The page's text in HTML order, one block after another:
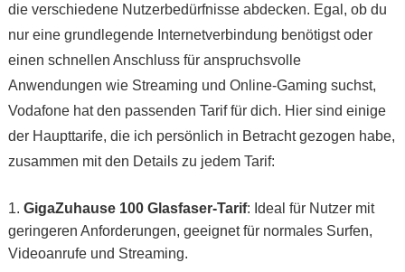
die verschiedene Nutzerbedürfnisse abdecken. Egal, ob du
nur eine grundlegende Internetverbindung benötigst oder
einen schnellen Anschluss für anspruchsvolle
Anwendungen wie Streaming und Online-Gaming suchst,
Vodafone hat den passenden Tarif für dich. Hier sind einige
der Haupttarife, die ich persönlich in Betracht gezogen habe,
zusammen mit den Details zu jedem Tarif:
GigaZuhause 100 Glasfaser-Tarif: Ideal für Nutzer mit
geringeren Anforderungen, geeignet für normales Surfen,
Videoanrufe und Streaming.